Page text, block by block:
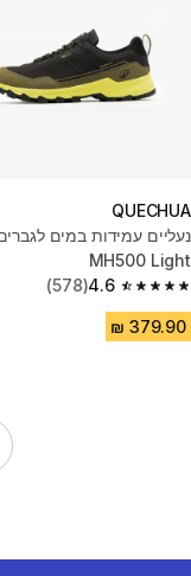
QUECHUA
נעליים עמידות במים
MH500 Light
4.6
4.6 out of 5 stars from 578 reviews
(578)